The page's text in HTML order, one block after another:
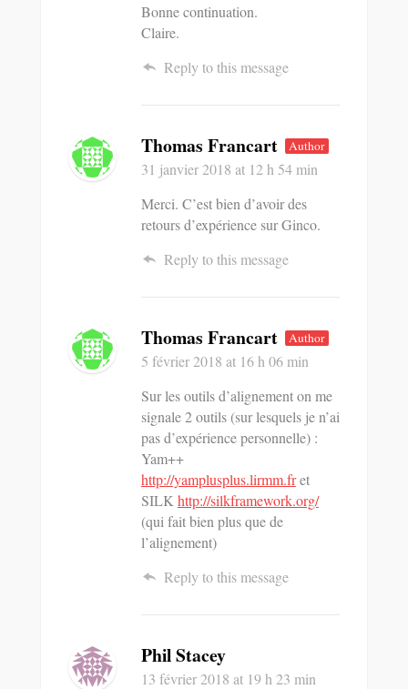
Bonne continuation.
Claire.
Reply to this message
Thomas Francart Author
31 janvier 2018 at 12 h 54 min
Merci. C’est bien d’avoir des
retours d’expérience sur Ginco.
Reply to this message
Thomas Francart Author
5 février 2018 at 16 h 06 min
Sur les outils d’alignement on me
signale 2 outils (sur lesquels je n’ai
pas d’expérience personnelle) :
Yam++
http://yamplusplus.lirmm.fret
SILK http://silkframework.org/
(qui fait bien plus que de
l’alignement)
Reply to this message
Phil Stacey
13 février 2018 at 19 h 23 min